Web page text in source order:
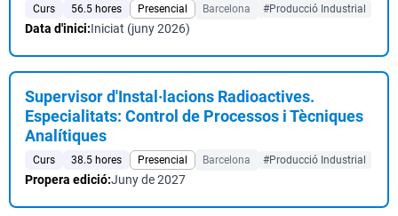
Curs 56.5 hores Presencial Barcelona #Producció Industrial
Data d'inici:Iniciat (juny 2026)
Supervisor d'Instal·lacions Radioactives.
Especialitats: Control de Processos i Tècniques
Analítiques
Curs 38.5 hores Presencial Barcelona #Producció Industrial
Propera edició:Juny de 2027